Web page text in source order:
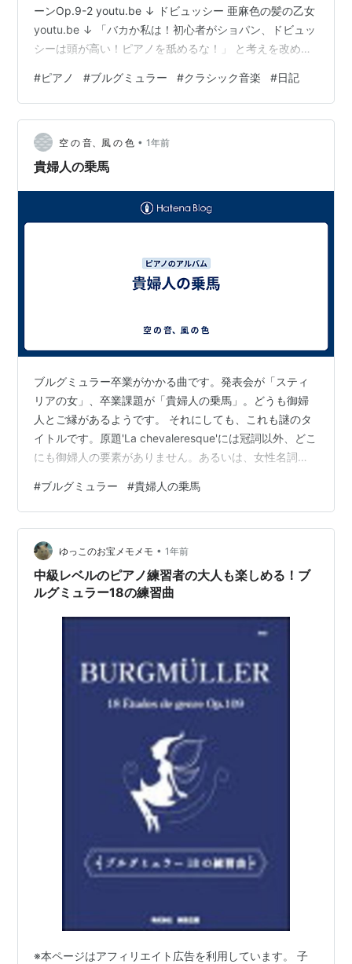
ーンOp.9-2 youtu.be ↓ ドビュッシー 亜麻色の髪の乙女
youtu.be ↓ 「バカか私は！初心者がショパン、ドビュッ
シーは頭が高い！ピアノを舐めるな！」 と考えを改め、
ュラー 素直なこころ ←今ここ。 youtu.be というわけで
今現在、小学校低学年ぐらいの子が弾く曲に取り組んで
いるのだが これが本当に難しい。 スラー（滑らかにつな
げて）で弾く 単音フレーズで音が重ならないように 左手
と右手の音量バランス 歌うよう…
#ピアノ #ブルグミュラー #クラシック音楽 #日記
空 の 音、風 の 色 • 1年前
貴婦人の乗馬
ブルグミュラー卒業がかかる曲です。発表会が「スティ
リアの女」、卒業課題が「貴婦人の乗馬」。どうも御婦
人とご縁があるようです。 それにしても、これも謎のタ
イトルです。原題'La chevaleresque'には冠詞以外、どこ
にも御婦人の要素がありません。あるいは、女性名詞
蒸気機関車が走りはじめた時代にどうして騎士道？ 時代
遅れという含みなのか、逆に復古精神なのかな。 さて、
詮索より練習、練習！ 冒頭の、馬が闊歩するようなソ・
ミ・ソ・ミという６度の連続が外れやすいです。最初か
ら落馬ですね（笑）。全体を見ると、同じフレーズの繰
り返し…
#ブルグミュラー #貴婦人の乗馬
ゆっこのお宝メモメモ • 1年前
中級レベルのピアノ練習者の大人も楽しめる！ブ
ルグミュラー18の練習曲
※本ページはアフィリエイト広告を利用しています。 子